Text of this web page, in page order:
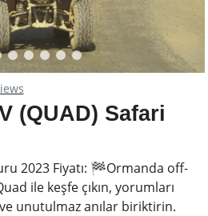
(QUAD) Safari
2023 Fiyatı: 🏁Ormanda off-
ile keşfe çıkın, yorumları
unutulmaz anılar biriktirin.